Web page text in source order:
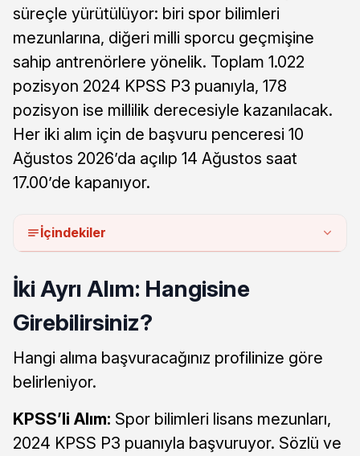
süreçle yürütülüyor: biri spor bilimleri
mezunlarına, diğeri milli sporcu geçmişine
sahip antrenörlere yönelik. Toplam 1.022
pozisyon 2024 KPSS P3 puanıyla, 178
pozisyon ise millilik derecesiyle kazanılacak.
Her iki alım için de başvuru penceresi 10
Ağustos 2026’da açılıp 14 Ağustos saat
17.00’de kapanıyor.
İçindekiler
İki Ayrı Alım: Hangisine
Girebilirsiniz?
Hangi alıma başvuracağınız profilinize göre
belirleniyor.
KPSS’li Alım: Spor bilimleri lisans mezunları,
2024 KPSS P3 puanıyla başvuruyor. Sözlü ve